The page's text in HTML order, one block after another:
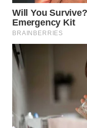
WN
DAIRI
DANAU
NIAS